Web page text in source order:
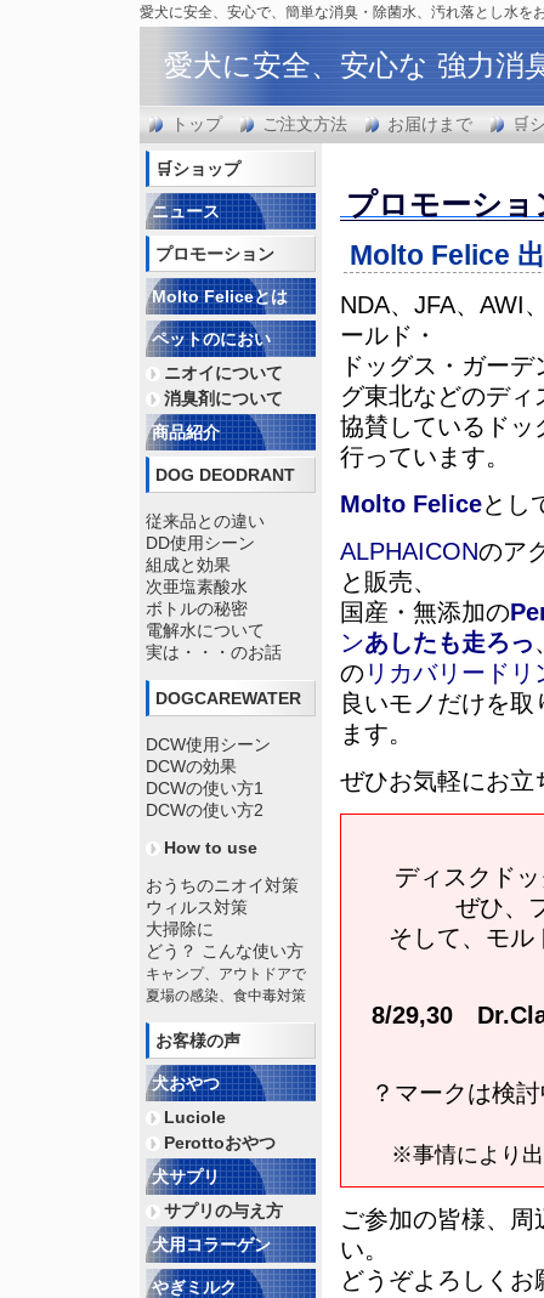
愛犬に安全、安心で、簡単な消臭・除菌水、汚れ落とし水を
愛犬に安全、安心な 強力
トップ ご注文方法 お届けまで 🛒
プロモーショ
Molto Felice
NDA、JFA、AWI
ールド・
ドッグス・ガー
グ東北などのデ
協賛しているドッ
行っています。
Molto Feliceとし
ALPHAICONのア
と販売、
国産・無添加の
ンあしたも走ろっ
の リカバリードリ
良いモノだけを
ます。
ぜひお気軽にお立
ディスクド
ぜひ、
そして、モル
8/29,30
？マークは検
※事情により
ご参加の皆様、
い。
どうぞよろしく
🛒ショップ
ニュース
プロモーション
Molto Feliceとは
ペットのにおい
ニオイについて
消臭剤について
商品紹介
DOG DEODRANT
従来品との違い
DD使用シーン
組成と効果
次亜塩素酸水
ボトルの秘密
電解水について
実は・・・のお話
DOGCAREWATER
DCW使用シーン
DCWの効果
DCWの使い方1
DCWの使い方2
How to use
おうちのニオイ対策
ウィルス対策
大掃除に
どう？ こんな使い方
キャンプ、アウトドアで
夏場の感染、食中毒対策
お客様の声
犬おやつ
Luciole
Perottoおやつ
犬サプリ
サプリの与え方
犬用コラーゲン
やぎミルク